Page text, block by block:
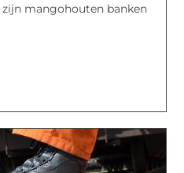
mangohouten banken